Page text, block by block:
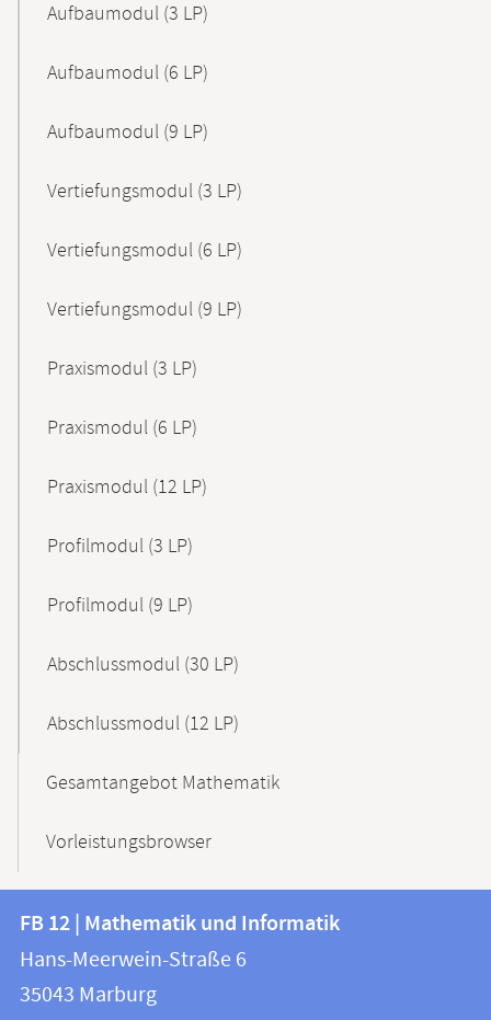
Aufbaumodul (3 LP)
Aufbaumodul (6 LP)
Aufbaumodul (9 LP)
Vertiefungsmodul (3 LP)
Vertiefungsmodul (6 LP)
Vertiefungsmodul (9 LP)
Praxismodul (3 LP)
Praxismodul (6 LP)
Praxismodul (12 LP)
Profilmodul (3 LP)
Profilmodul (9 LP)
Abschlussmodul (30 LP)
Abschlussmodul (12 LP)
Gesamtangebot Mathematik
Vorleistungsbrowser
Kontakt
und
Informationen
FB
12
|
FB 12 | Mathematik und Informatik
Hans-Meerwein-Straße 6
35043 Marburg